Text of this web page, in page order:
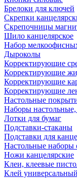
Брелоки для ключей
Скрепки
Скрепочницы
Шило канцелярское
Набор
Дыроколы
Корректирующие
Корректирующие
Корректирующие
Корректирующие
Настольные
Наборы настольные,
Лотки для бумаг
Подставки-стаканы
Подставки для
Настольные наборы
Ножи канцелярские
Клеи, клеевые
Клей универсальный